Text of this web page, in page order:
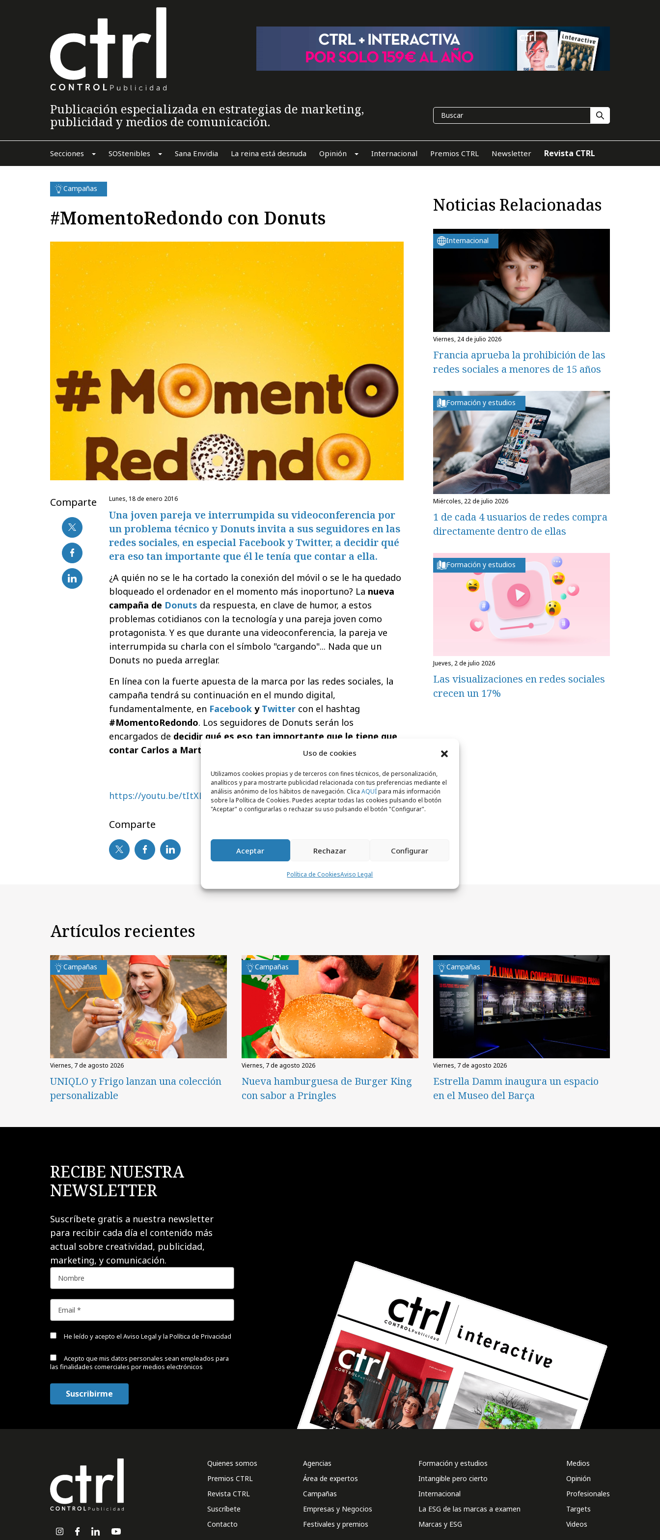
Uso de cookies
Utilizamos cookies propias y de terceros con fines técnicos, de personalización,
analíticos y para mostrarte publicidad relacionada con tus preferencias mediante el
análisis anónimo de los hábitos de navegación. Clica AQUÍpara más información
sobre la Política de Cookies. Puedes aceptar todas las cookies pulsando el botón
"Aceptar" o configurarlas o rechazar su uso pulsando el botón "Configurar".
Aceptar Rechazar Configurar
Política de CookiesAviso Legal
Publicación especializada en estrategias de marketing,
publicidad y medios de comunicación.
Secciones SOStenibles Sana Envidia La reina está desnuda Opinión Internacional Premios CTRL Newsletter Revista CTRL
Campañas
#MomentoRedondo con Donuts
Comparte lunes, 18 de enero 2016
Una joven pareja ve interrumpida su videoconferencia por
un problema técnico y Donuts invita a sus seguidores en las
redes sociales, en especial Facebook y Twitter, a decidir qué
era eso tan importante que él le tenía que contar a ella.
¿A quién no se le ha cortado la conexión del móvil o se le ha quedado
bloqueado el ordenador en el momento más inoportuno? La nueva
campaña de Donuts da respuesta, en clave de humor, a estos
problemas cotidianos con la tecnología y una pareja joven como
protagonista. Y es que durante una videoconferencia, la pareja ve
interrumpida su charla con el símbolo "cargando"... Nada que un
Donuts no pueda arreglar.
En línea con la fuerte apuesta de la marca por las redes sociales, la
campaña tendrá su continuación en el mundo digital,
fundamentalmente, en Facebook y Twitter con el hashtag
#MomentoRedondo. Los seguidores de Donuts serán los
encargados de decidir qué es eso tan importante que le tiene que
contar Carlos a Marta
https://youtu.be/tItXLh0b3SM
Comparte
Noticias Relacionadas
Internacional
viernes, 24 de julio 2026
Francia aprueba la prohibición de las
redes sociales a menores de 15 años
Formación y estudios
miércoles, 22 de julio 2026
1 de cada 4 usuarios de redes compra
directamente dentro de ellas
Formación y estudios
jueves, 2 de julio 2026
Las visualizaciones en redes sociales
crecen un 17%
Artículos recientes
Campañas
viernes, 7 de agosto 2026
UNIQLO y Frigo lanzan una colección
personalizable
Campañas
viernes, 7 de agosto 2026
Nueva hamburguesa de Burger King
con sabor a Pringles
Campañas
viernes, 7 de agosto 2026
Estrella Damm inaugura un espacio
en el Museo del Barça
RECIBE NUESTRA
NEWSLETTER
Suscríbete gratis a nuestra newsletter
para recibir cada día el contenido más
actual sobre creatividad, publicidad,
marketing, y comunicación.
He leído y acepto el Aviso Legal y la Política de Privacidad
Acepto que mis datos personales sean empleados para
las finalidades comerciales por medios electrónicos
Quienes somos
Premios CTRL
Revista CTRL
Suscríbete
Contacto
Agencias
Área de expertos
Campañas
Empresas y Negocios
Festivales y premios
Formación y estudios
Intangible pero cierto
Internacional
La ESG de las marcas a examen
Marcas y ESG
Medios
Opinión
Profesionales
Targets
Videos